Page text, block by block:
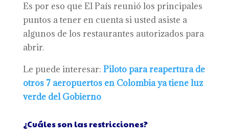
Es por eso que El País reunió los principales
puntos a tener en cuenta si usted asiste a
algunos de los restaurantes autorizados para
abrir.
Le puede interesar: Piloto para reapertura de
otros 7 aeropuertos en Colombia ya tiene luz
verde del Gobierno
¿Cuáles son las restricciones?